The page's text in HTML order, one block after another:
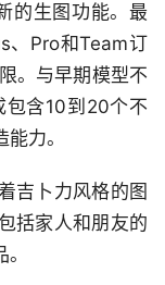
的生图功能。最
、Pro和Team订
。与早期模型不
包含10到20个不
力。
吉卜力风格的图
括家人和朋友的